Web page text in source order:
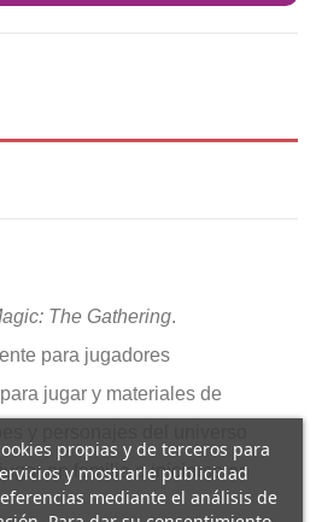
The Gathering.
para jugadores
jugar y materiales de
en familia o iniciarse en
propias y de terceros para
y mostrarle publicidad
mediante el análisis de